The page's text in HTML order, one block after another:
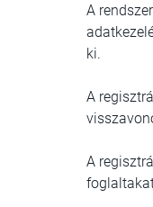
A
ki.
A
A